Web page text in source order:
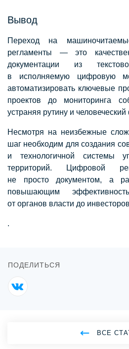
Вывод
Переход на
регламенты — это
документации из
в исполняемую цифровую
автоматизировать ключевые
проектов до мониторинга
устраняя рутину и человеческий
Несмотря на неизбежные
шаг необходим для создания
и технологичной системы
территорий. Цифровой
не просто документом, а
повышающим
от органов власти до
.
ВСЕ
ПОДЕЛИТЬСЯ